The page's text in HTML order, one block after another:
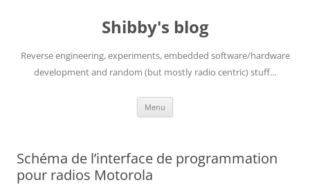
Shibby's blog
Reverse engineering, experiments, embedded software/hardware
development and random (but mostly radio centric) stuff…
Menu
Schéma de l’interface de programmation
pour radios Motorola